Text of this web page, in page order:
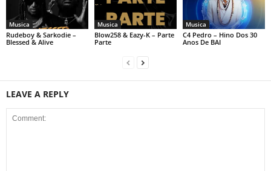
Musica
Rudeboy & Sarkodie –
Blessed & Alive
Musica
Blow258 & Eazy-K – Parte
Parte
Musica
C4 Pedro – Hino Dos 30
Anos De BAI
LEAVE A REPLY